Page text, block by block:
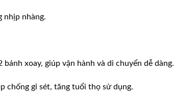
nhịp nhàng.
xoay, giúp vận hành và di chuyển dễ dàng.
chống gỉ sét, tăng tuổi thọ sử dụng.